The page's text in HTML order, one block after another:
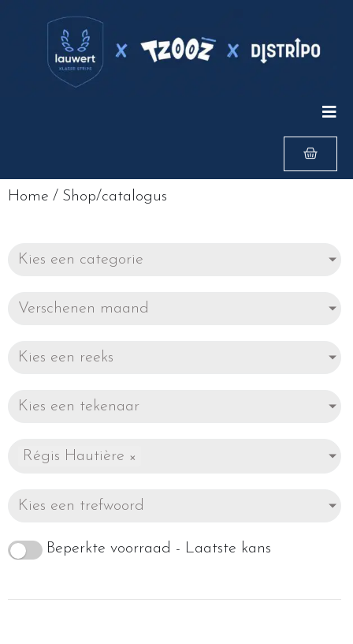
Home / Shop/catalogus
Kies een categorie
Verschenen maand
Kies een reeks
Kies een tekenaar
Régis Hautière ×
Kies een trefwoord
Beperkte voorraad - Laatste kans